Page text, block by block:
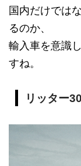
国内だけでは
るのか、
輸入車を意識
すね。
リッター